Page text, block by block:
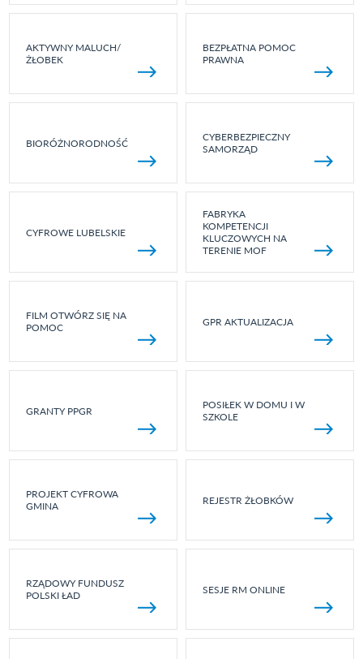
AKTYWNY MALUCH/
ŻŁOBEK
BEZPŁATNA POMOC
PRAWNA
BIORÓŻNORODNOŚĆ
CYBERBEZPIECZNY
SAMORZĄD
CYFROWE LUBELSKIE
FABRYKA
KOMPETENCJI
KLUCZOWYCH NA
TERENIE MOF
FILM OTWÓRZ SIĘ NA
POMOC
GPR AKTUALIZACJA
GRANTY PPGR
POSIŁEK W DOMU I W
SZKOLE
PROJEKT CYFROWA
GMINA
REJESTR ŻŁOBKÓW
RZĄDOWY FUNDUSZ
POLSKI ŁAD
SESJE RM ONLINE